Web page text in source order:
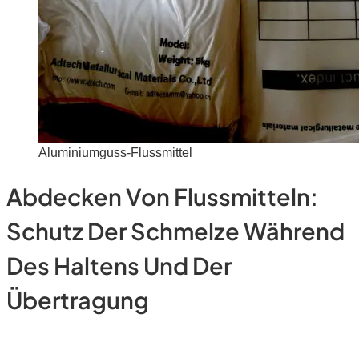
Aluminiumguss-Flussmittel
Abdecken Von Flussmitteln:
Schutz Der Schmelze Während
Des Haltens Und Der
Übertragung